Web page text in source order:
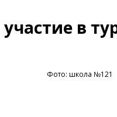
в
Фото: школа №121